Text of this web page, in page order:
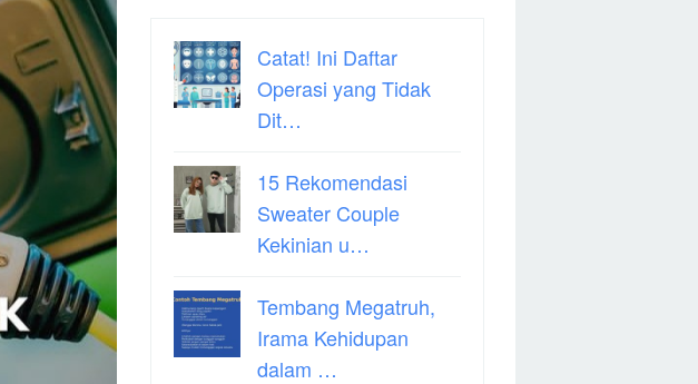
Catat! Ini Daftar
Operasi yang Tidak
Dit…
15 Rekomendasi
Sweater Couple
Kekinian u…
Tembang Megatruh,
Irama Kehidupan
dalam …